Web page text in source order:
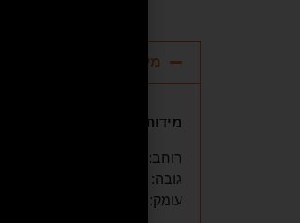
מידות
מידות המוצר
רוחב: 59.5 ס"מ
גובה: 82-90 ס"מ
עומק: 56 ס"מ